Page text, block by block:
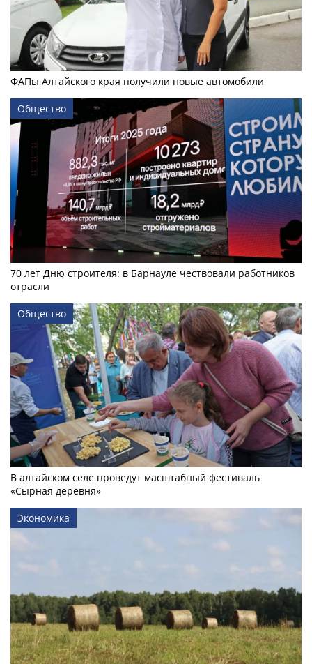
ФАПы Алтайского края получили новые автомобили
Общество
70 лет Дню строителя: в Барнауле чествовали работников
отрасли
Общество
В алтайском селе проведут масштабный фестиваль
«Сырная деревня»
Экономика